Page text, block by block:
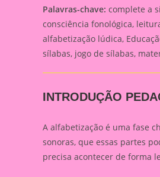
Palavras-chave: complete a
consciência fonológica,
alfabetização lúdica,
sílabas, jogo de sílabas,
INTRODUÇÃO
A alfabetização é uma fase
sonoras, que essas partes
precisa acontecer de forma